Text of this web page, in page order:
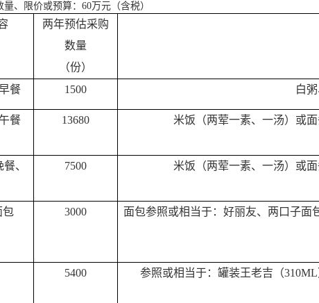
量、限价或预算： 60万元（含税）
两年预估采购
数量
（份）
餐 1500 白
餐 13680 米饭（两荤一素、一汤）或
、
7500 米饭（两荤一素、一汤）或
包 3000
面包参照或相当于：好丽友、两口子面
5400 参照或相当于：罐装王老吉（